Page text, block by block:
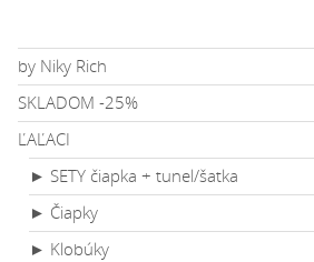
by Niky Rich
SKLADOM -25%
ĽAĽACI
► SETY čiapka + tunel/šatka
► Čiapky
► Klobúky